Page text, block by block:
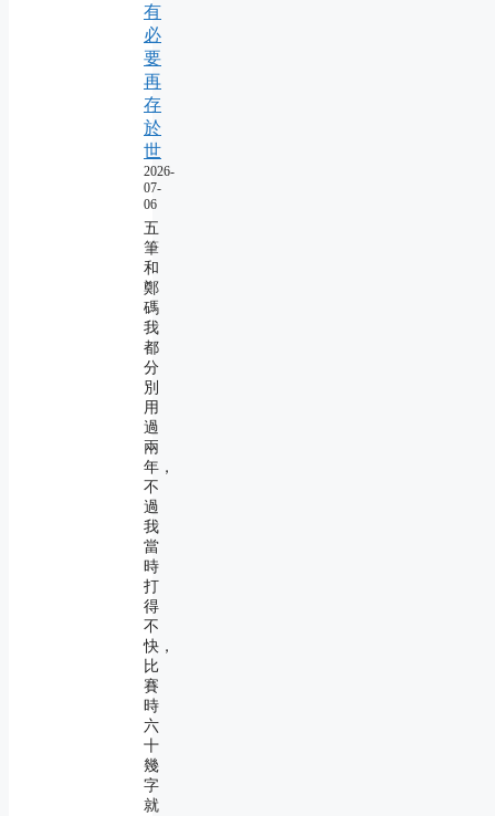
有
必
要
再
存
於
世
2026-
07-
06
五
筆
和
鄭
碼
我
都
分
別
用
過
兩
年，
不
過
我
當
時
打
得
不
快，
比
賽
時
六
十
幾
字
就